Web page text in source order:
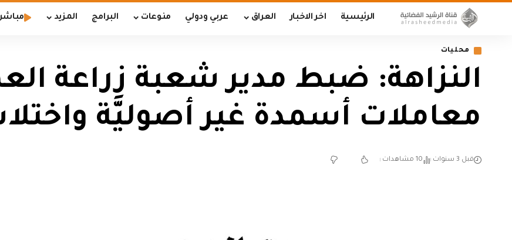
الرئيسية اخر الاخبار العراق عربي ودولي منوعات البرامج المزيد
محليات
النزاهة: ضبط مدير شعبة زراعة
معاملات أسمدة غير أصوليَّة
قبل 3 سنوات 10 مشاهدات